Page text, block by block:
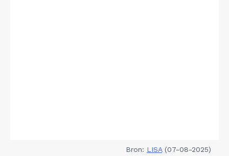
Bron: LISA(07-08-2025)